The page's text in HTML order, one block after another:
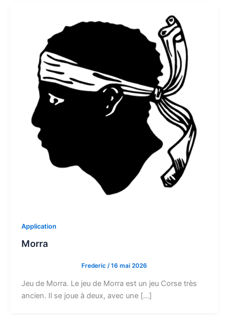
Application
Morra
Frederic /16 mai 2026
Jeu de Morra. Le jeu de Morra est un jeu Corse très
ancien. Il se joue à deux, avec une […]